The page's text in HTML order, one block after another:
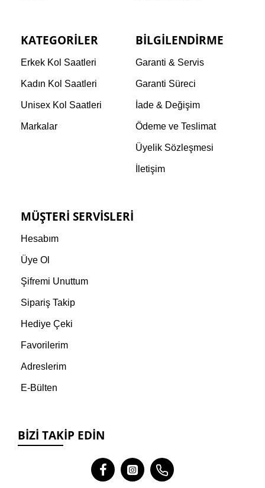
KATEGORILER
Erkek Kol Saatleri
Kadın Kol Saatleri
Unisex Kol Saatleri
Markalar
BILGILENDIRME
Garanti & Servis
Garanti Süreci
İade & Değişim
Ödeme ve Teslimat
Üyelik Sözleşmesi
İletişim
MÜŞTERI SERVISLERI
Hesabım
Üye Ol
Şifremi Unuttum
Sipariş Takip
Hediye Çeki
Favorilerim
Adreslerim
E-Bülten
BIZI TAKIP EDIN